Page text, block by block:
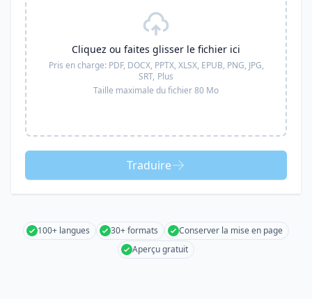
Cliquez ou faites glisser le fichier ici
Pris en charge: PDF, DOCX, PPTX, XLSX, EPUB, PNG, JPG,
SRT, Plus
Taille maximale du fichier 80 Mo
Traduire
100+ langues 30+ formats
Conserver la mise en page
Aperçu gratuit